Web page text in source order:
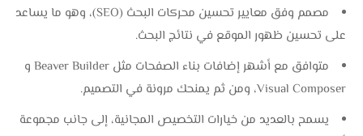
مصمم وفق معايير تحسين محركات البحث (SEO)، وهو ما يساعد
على تحسين ظهور الموقع في نتائج البحث.
متوافق مع أشهر إضافات بناء الصفحات مثل Beaver Builder و
Visual Composer، ومن ثم يمنحك مرونة في التصميم.
يسمح بالعديد من خيارات التخصيص المجانية، إلى جانب مجموعة